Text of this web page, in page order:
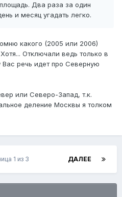
Два раза за один
и месяц угадать легко.
какого (2005 или 2006)
Отключали ведь только в
речь идет про Северную
или Северо-Запад, т.к.
деление Москвы я толком
ДАЛЕЕ
1 из 3